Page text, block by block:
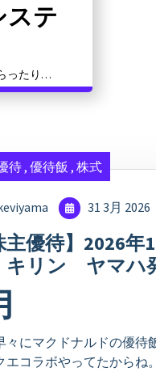
ったり資
りその他
待, 優待飯 , 株式
31 3月 2026
主優待】2026
リン ヤマハ
々にマクドナルドの優待
エコラボやってたからね。